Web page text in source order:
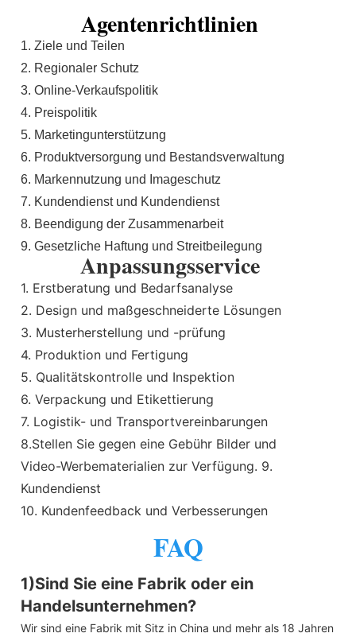
Agentenrichtlinien
1. Ziele und Teilen
2. Regionaler Schutz
3. Online-Verkaufspolitik
4. Preispolitik
5. Marketingunterstützung
6. Produktversorgung und Bestandsverwaltung
6. Markennutzung und Imageschutz
7. Kundendienst und Kundendienst
8. Beendigung der Zusammenarbeit
9. Gesetzliche Haftung und Streitbeilegung
Anpassungsservice
1. Erstberatung und Bedarfsanalyse
2. Design und maßgeschneiderte Lösungen
3. Musterherstellung und -prüfung
4. Produktion und Fertigung
5. Qualitätskontrolle und Inspektion
6. Verpackung und Etikettierung
7. Logistik- und Transportvereinbarungen
8.Stellen Sie gegen eine Gebühr Bilder und
Video-Werbematerialien zur Verfügung. 9.
Kundendienst
10. Kundenfeedback und Verbesserungen
FAQ
1)Sind Sie eine Fabrik oder ein
Handelsunternehmen?
Wir sind eine Fabrik mit Sitz in China und mehr als 18 Jahren